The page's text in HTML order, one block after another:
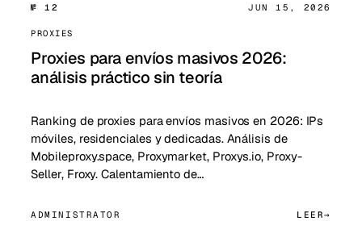
№ 12 JUN 15, 2026
PROXIES
Proxies para envíos masivos 2026:
análisis práctico sin teoría
Ranking de proxies para envíos masivos en 2026: IPs
móviles, residenciales y dedicadas. Análisis de
Mobileproxy.space, Proxymarket, Proxys.io, Proxy-
Seller, Froxy. Calentamiento de…
ADMINISTRATOR LEER